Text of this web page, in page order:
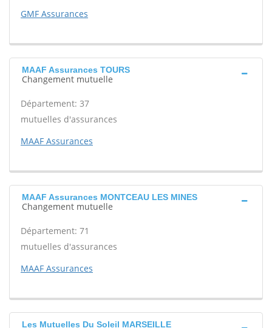
GMF Assurances
MAAF Assurances TOURS
Changement mutuelle
Département: 37
mutuelles d'assurances
MAAF Assurances
MAAF Assurances MONTCEAU LES MINES
Changement mutuelle
Département: 71
mutuelles d'assurances
MAAF Assurances
Les Mutuelles Du Soleil MARSEILLE